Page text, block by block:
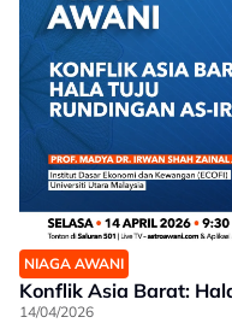
NIAGA AWANI
Konflik Asia Barat:
14/04/2026